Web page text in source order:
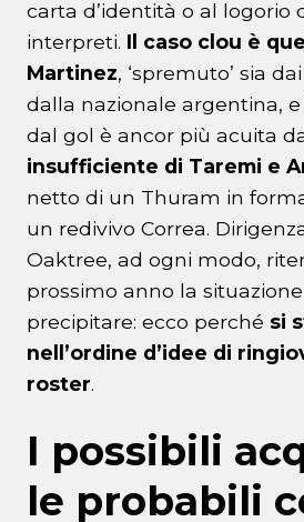
carta d’identità o al logorio
interpreti. Il caso clou è
Martinez, ‘spremuto’ sia
dalla nazionale argentina,
dal gol è ancor più acuita
insufficiente di Taremi e
netto di un Thuram in
un redivivo Correa.
Oaktree, ad ogni modo,
prossimo anno la
precipitare: ecco perché si
nell’ordine d’idee di
roster.
I possibili
le probabili